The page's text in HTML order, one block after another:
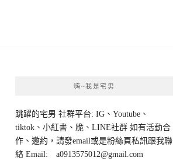
嗨~我是宅男
跳躍的宅男 社群平台: IG、Youtube、
tiktok、小紅書、脆、LINE社群 如有活動合
作、邀約，請發email或是粉絲頁私訊跟我聯
絡 Email: a0913575012@gmail.com